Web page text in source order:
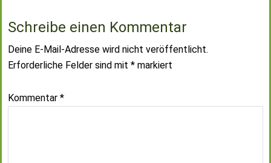
Schreibe einen Kommentar
Deine E-Mail-Adresse wird nicht veröffentlicht.
Erforderliche Felder sind mit * markiert
Kommentar *